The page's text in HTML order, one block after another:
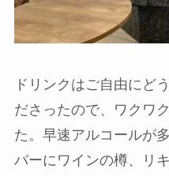
ドリンクはご自由にど
ださったので、ワクワ
た。 早速アルコールが
バーにワインの樽、リ